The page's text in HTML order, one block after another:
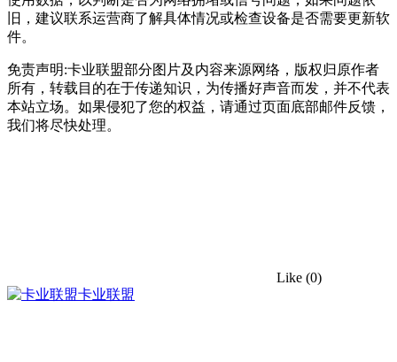
旧，建议联系运营商了解具体情况或检查设备是否需要更新软
件。
免责声明:卡业联盟部分图片及内容来源网络，版权归原作者
所有，转载目的在于传递知识，为传播好声音而发，并不代表
本站立场。如果侵犯了您的权益，请通过页面底部邮件反馈，
我们将尽快处理。
Like (0)
卡业联盟